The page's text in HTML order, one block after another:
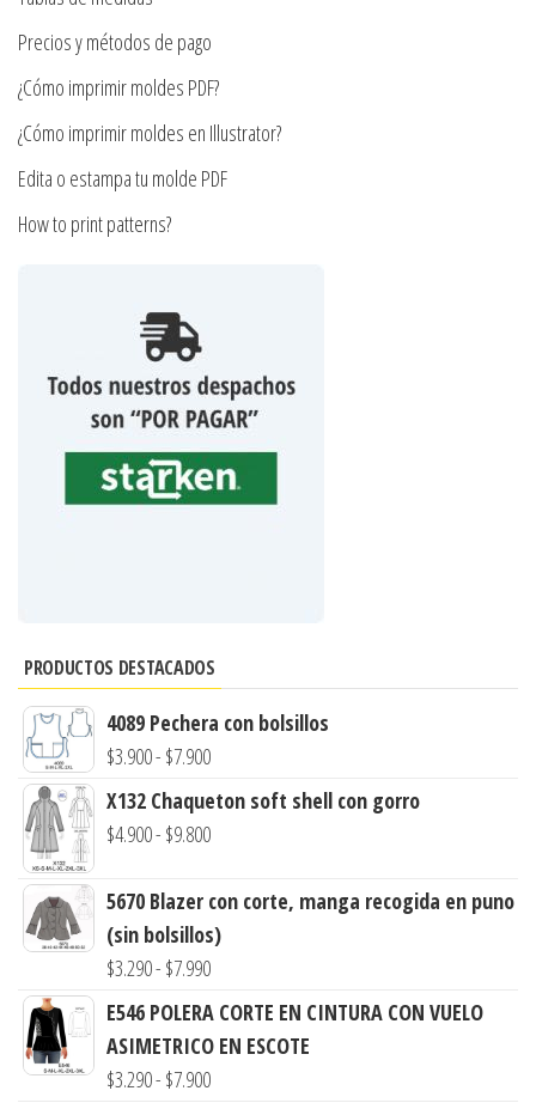
página
de
producto
Precios y métodos de pago
¿Cómo imprimir moldes PDF?
¿Cómo imprimir moldes en Illustrator?
Edita o estampa tu molde PDF
How to print patterns?
PRODUCTOS DESTACADOS
4089 Pechera con bolsillos
$3.900- $7.900Rango
de
precios:
hasta
$7.900
X132 Chaqueton soft shell con gorro
$4.900- $9.800Rango
precios:
desde
$4.900
hasta
$9.800
5670 Blazer con corte, manga recogida en puno
(sin bolsillos)
$3.290- $7.990Rango
de
precios:
desde
E546 POLERA CORTE EN CINTURA CON VUELO
ASIMETRICO EN ESCOTE
$3.290- $7.900Rango